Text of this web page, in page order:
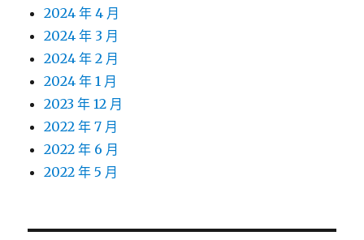
2024 年 4 月
2024 年 3 月
2024 年 2 月
2024 年 1 月
2023 年 12 月
2022 年 7 月
2022 年 6 月
2022 年 5 月